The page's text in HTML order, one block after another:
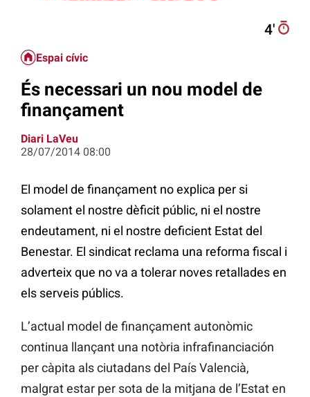
4′
Espai cívic
És necessari un nou model de
finançament
Diari LaVeu
28/07/2014 08:00
El model de finançament no explica per si
solament el nostre dèficit públic, ni el nostre
endeutament, ni el nostre deficient Estat del
Benestar. El sindicat reclama una reforma fiscal i
adverteix que no va a tolerar noves retallades en
els serveis públics.
L’actual model de finançament autonòmic
continua llançant una notòria infrafinanciación
per càpita als ciutadans del País Valencià,
malgrat estar per sota de la mitjana de l’Estat en